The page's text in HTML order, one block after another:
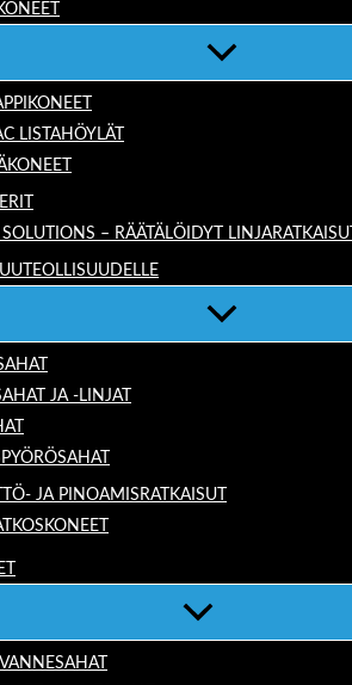
LISTAHÖYLÄT
– RÄÄTÄLÖIDYT LINJARATKAISUT
JA -LINJAT
JA PINOAMISRATKAISUT